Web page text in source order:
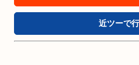
近ツーで